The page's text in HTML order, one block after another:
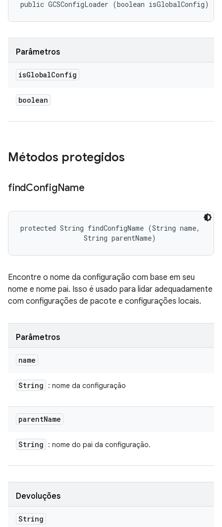
public GCSConfigLoader (boolean isGlobalConfig)
Parâmetros
isGlobalConfig
boolean
Métodos protegidos
findConfigName
protected String findConfigName (String name,
                String parentName)
Encontre o nome da configuração com base em seu
nome e nome pai. Isso é usado para lidar adequadamente
com configurações de pacote e configurações locais.
Parâmetros
name
String : nome da configuração
parentName
String : nome do pai da configuração.
Devoluções
String